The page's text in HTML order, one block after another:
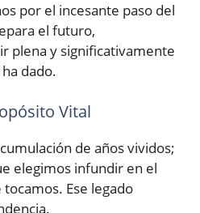
por el incesante paso del
el futuro,
plena y significativamente
dado.
Vital
de años vividos;
elegimos infundir en el
Ese legado